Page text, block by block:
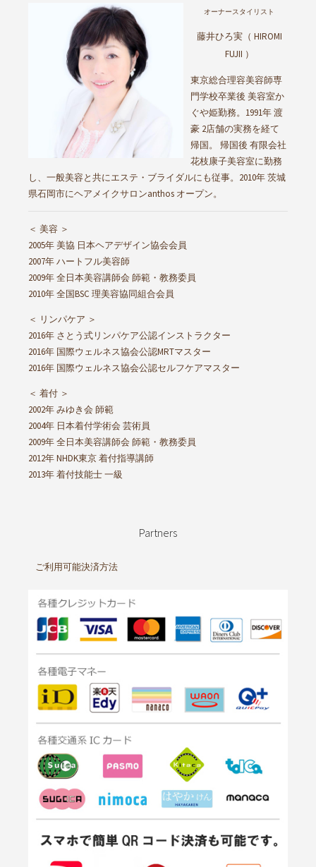
オーナースタイリスト
藤井ひろ実（ HIROMI
FUJII ）
東京総合理容美容師専
門学校卒業後 美容室か
ぐや姫勤務。1991年 渡
豪 2店舗の実務を経て
帰国。 帰国後 有限会社
花枝康子美容室に勤務
し、一般美容と共にエステ・ブライダルにも従事。2010年 茨城
県石岡市にヘアメイクサロンanthos オープン。
＜ 美容 ＞
2005年 美協 日本ヘアデザイン協会会員
2007年 ハートフル美容師
2009年 全日本美容講師会 師範・教務委員
2010年 全国BSC 理美容協同組合会員
＜ リンパケア ＞
2016年 さとう式リンパケア公認インストラクター
2016年 国際ウェルネス協会公認MRTマスター
2016年 国際ウェルネス協会公認セルフケアマスター
＜ 着付 ＞
2002年 みゆき会 師範
2004年 日本着付学術会 芸術員
2009年 全日本美容講師会 師範・教務委員
2012年 NHDK東京 着付指導講師
2013年 着付技能士 一級
Partners
ご利用可能決済方法